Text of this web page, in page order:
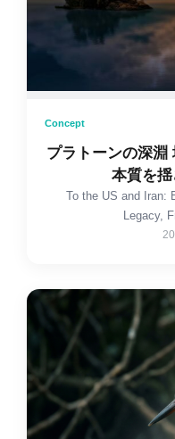
Concept
プラトーンの深淵
本質を
To the US and Iran:
Legacy,